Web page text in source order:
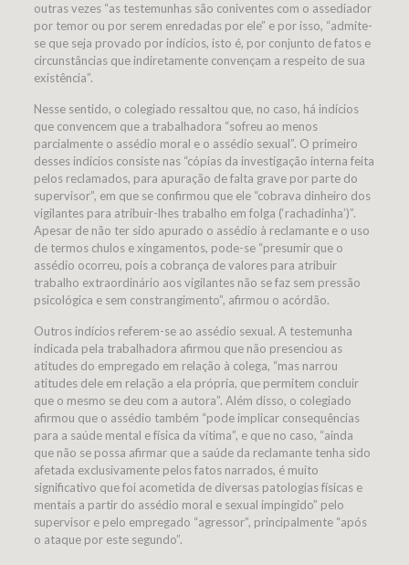
outras vezes “as testemunhas são coniventes com o assediador
por temor ou por serem enredadas por ele” e por isso, “admite-
se que seja provado por indícios, isto é, por conjunto de fatos e
circunstâncias que indiretamente convençam a respeito de sua
existência”.
Nesse sentido, o colegiado ressaltou que, no caso, há indícios
que convencem que a trabalhadora “sofreu ao menos
parcialmente o assédio moral e o assédio sexual”. O primeiro
desses indícios consiste nas “cópias da investigação interna feita
pelos reclamados, para apuração de falta grave por parte do
supervisor”, em que se confirmou que ele “cobrava dinheiro dos
vigilantes para atribuir-lhes trabalho em folga (‘rachadinha’)”.
Apesar de não ter sido apurado o assédio à reclamante e o uso
de termos chulos e xingamentos, pode-se “presumir que o
assédio ocorreu, pois a cobrança de valores para atribuir
trabalho extraordinário aos vigilantes não se faz sem pressão
psicológica e sem constrangimento”, afirmou o acórdão.
Outros indícios referem-se ao assédio sexual. A testemunha
indicada pela trabalhadora afirmou que não presenciou as
atitudes do empregado em relação à colega, “mas narrou
atitudes dele em relação a ela própria, que permitem concluir
que o mesmo se deu com a autora”. Além disso, o colegiado
afirmou que o assédio também “pode implicar consequências
para a saúde mental e física da vítima”, e que no caso, “ainda
que não se possa afirmar que a saúde da reclamante tenha sido
afetada exclusivamente pelos fatos narrados, é muito
significativo que foi acometida de diversas patologias físicas e
mentais a partir do assédio moral e sexual impingido” pelo
supervisor e pelo empregado “agressor”, principalmente “após
o ataque por este segundo”.